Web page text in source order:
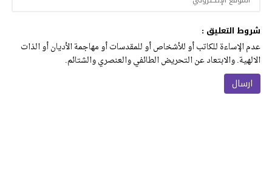
شروط التعليق :
عدم الإساءة للكاتب أو للأشخاص أو للمقدسات أو مهاجمة الأديان أو الذات
الالهية. والابتعاد عن التحريض الطائفي والعنصري والشتائم.